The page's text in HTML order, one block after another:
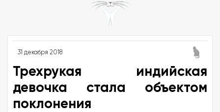
31 декабря 2018
Трехрукая индийская
девочка стала объектом
поклонения